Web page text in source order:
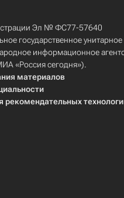
Эл № ФС77-57640
государственное унитарное
информационное
«Россия сегодня»).
материалов
рекомендательных